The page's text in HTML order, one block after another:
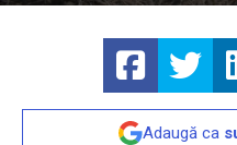
Adaugă ca